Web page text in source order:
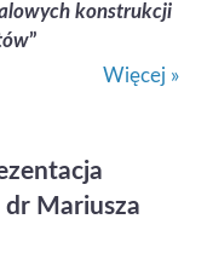
konstrukcji
”
Więcej »
Mariusza